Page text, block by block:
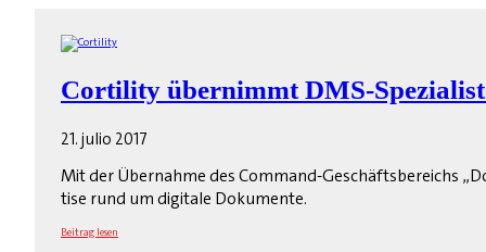
Cortility übernimmt DMS-
21. julio 2017
Mit der Übernahme des Command-Geschäfts­bereichs
tise rund um digitale Dokumente.
Beitrag lesen